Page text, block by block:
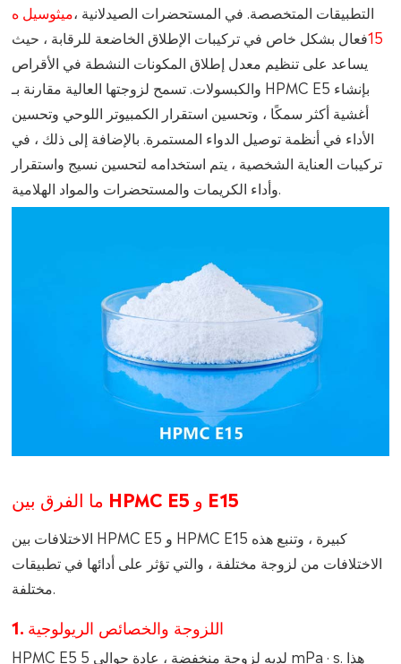
التطبيقات المتخصصة. في المستحضرات الصيدلانية ،ميثوسيل ه
15فعال بشكل خاص في تركيبات الإطلاق الخاضعة للرقابة ، حيث
يساعد على تنظيم معدل إطلاق المكونات النشطة في الأقراص
والكبسولات. تسمح لزوجتها العالية مقارنة بـ HPMC E5 بإنشاء
أغشية أكثر سمكًا ، وتحسين استقرار الكمبيوتر اللوحي وتحسين
الأداء في أنظمة توصيل الدواء المستمرة. بالإضافة إلى ذلك ، في
تركيبات العناية الشخصية ، يتم استخدامه لتحسين نسيج واستقرار
ما الفرق بين HPMC E5 و E15
الاختلافات بين HPMC E5 و HPMC E15 كبيرة ، وتنبع هذه
الاختلافات من لزوجة مختلفة ، والتي تؤثر على أدائها في تطبيقات
مختلفة.
1. اللزوجة والخصائص الريولوجية
HPMC E5 لديه لزوجة منخفضة ، عادة حوالي 5 mPa · s. هذا